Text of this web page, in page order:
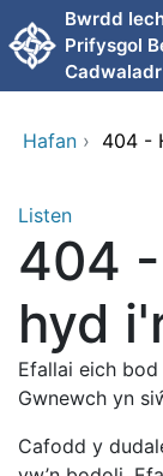
Neidio i'r prif
Bwrdd
Prifysgol
Cadwaladr
Hafan › 404 -
Listen
404
hyd
Efallai eich
Gwnewch yn
Cafodd y